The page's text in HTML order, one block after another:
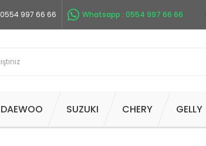
0554 997 66 66 Whatsapp : 0554 997 66 66
DAEWOO SUZUKI CHERY GELLY